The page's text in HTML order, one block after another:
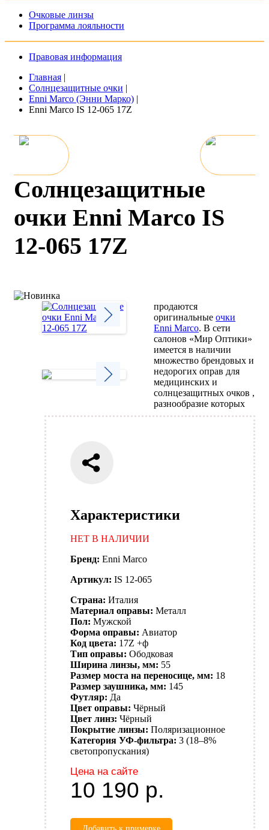
Очковые линзы
Программа лояльности
Правовая информация
Главная |
Солнцезащитные очки |
Enni Marco (Энни Марко) |
Enni Marco IS 12-065 17Z
Солнцезащитные
очки Enni Marco IS
12-065 17Z
Характеристики
НЕТ В НАЛИЧИИ
Бренд: Enni Marco
Артикул: IS 12-065
Страна: Италия
Материал оправы: Металл
Пол: Мужской
Форма оправы: Авиатор
Код цвета: 17Z +ф
Тип оправы: Ободковая
Ширина линзы, мм: 55
Размер моста на переносице, мм: 18
Размер заушника, мм: 145
Футляр: Да
Цвет оправы: Чёрный
Цвет линз: Чёрный
Покрытие линзы: Поляризационное
Категория УФ-фильтра: 3 (18–8%
светопропускания)
Цена на сайте
10 190 р.
продаются
оригинальныеочки
Enni Marco. В сети
салонов «Мир Оптики»
имеется в наличии
множество брендовых и
недорогих оправ для
медицинских и
солнцезащитных очков ,
разнообразие которых